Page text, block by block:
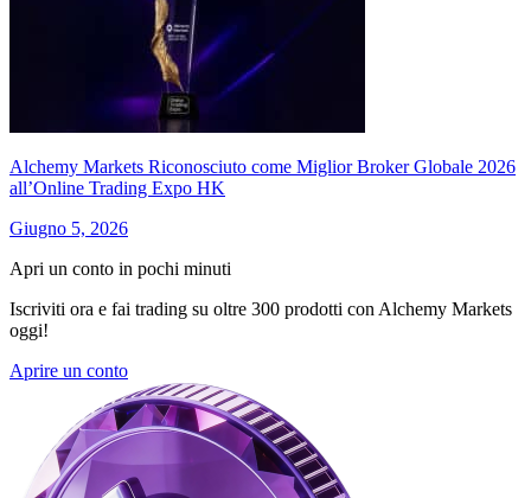
Alchemy Markets Riconosciuto come Miglior Broker Globale 2026
all’Online Trading Expo HK
Giugno 5, 2026
Apri un conto in pochi minuti
Iscriviti ora e fai trading su oltre 300 prodotti con Alchemy Markets
oggi!
Aprire un conto